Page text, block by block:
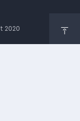
2020